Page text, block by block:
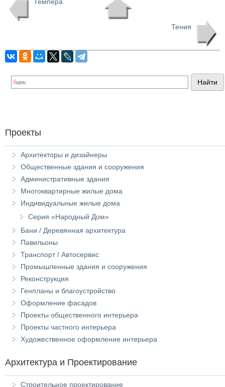
Тения
Проекты
Архитекторы и дизайнеры
Общественные здания и сооружения
Административные здания
Многоквартирные жилые дома
Индивидуальные жилые дома
Серия «Народный Дом»
Бани / Деревянная архитектура
Павильоны
Транспорт / Автосервис
Промышленные здания и сооружения
Реконструкция
Генпланы и благоустройство
Оформление фасадов
Проекты общественного интерьера
Проекты частного интерьера
Художественное оформление интерьера
Архитектура и Проектирование
Строительное проектирование